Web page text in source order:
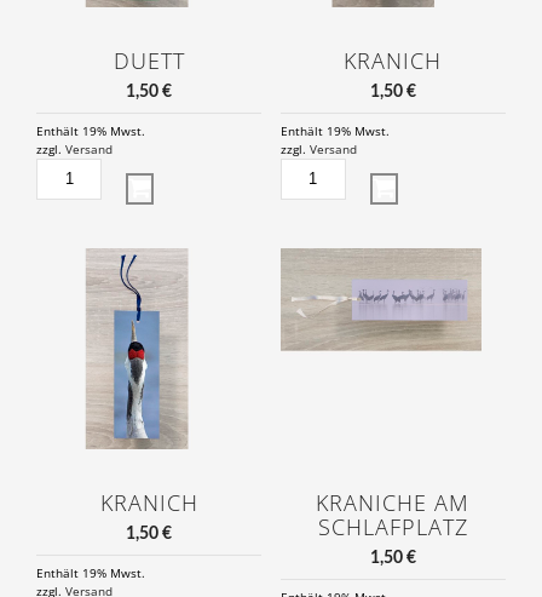
DUETT
1,50€
Enthält 19% Mwst.
zzgl. Versand
DUETT
MENGE
KRANICH
1,50 €
Enthält 19% Mwst.
zzgl. Versand
KRANICH
MENGE
KRANICH
1,50€
Enthält 19% Mwst.
zzgl. Versand
KRANICHE AM
SCHLAFPLATZ
1,50 €